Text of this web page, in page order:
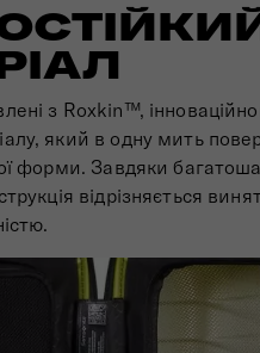
з Roxkin™,
який в одну мить
форми. Завдяки
відрізняється